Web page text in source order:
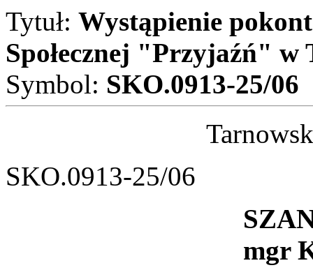
Tytuł: Wystąpienie
Społecznej "Przyjaźń" w
Symbol: SKO.0913-25/06
SKO.0913-25/06
mgr